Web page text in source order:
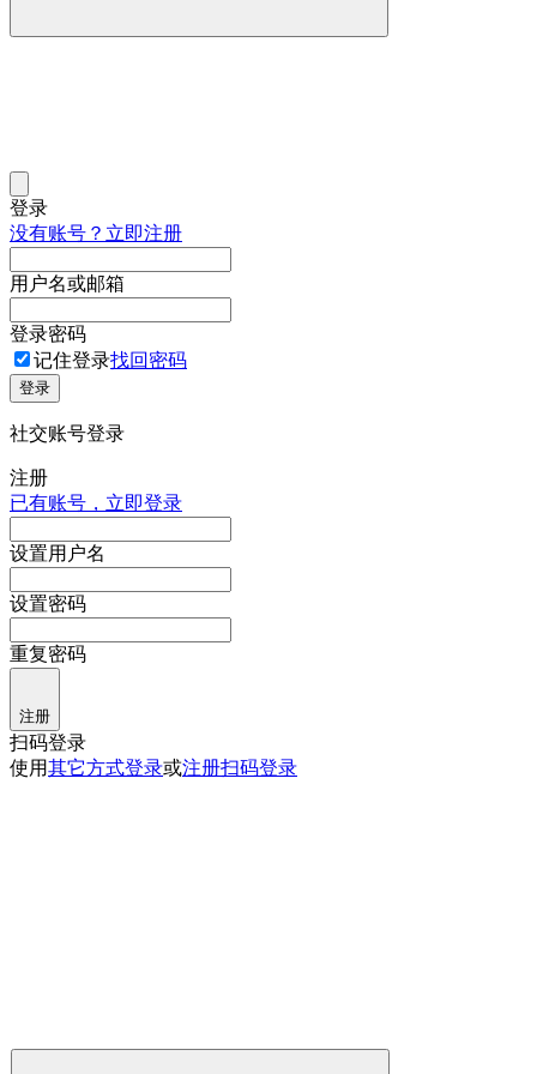
登录
没有账号？立即注册
用户名或邮箱
登录密码
记住登录找回密码
登录
社交账号登录
注册
已有账号，立即登录
设置用户名
设置密码
重复密码
注册
扫码登录
使用其它方式登录或注册扫码登录